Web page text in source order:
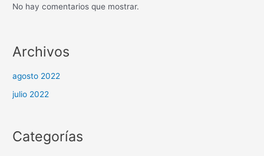
No hay comentarios que mostrar.
Archivos
agosto 2022
julio 2022
Categorías